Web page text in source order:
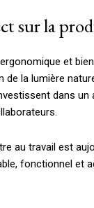
sur la
et
de la lumière
dans
au travail est
fonctionnel et